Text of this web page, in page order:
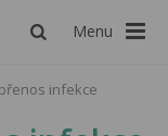
Menu
infekce